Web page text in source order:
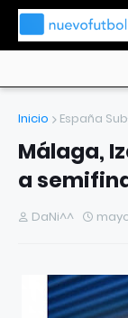
Inicio España
Málaga,
a
DaNi^^